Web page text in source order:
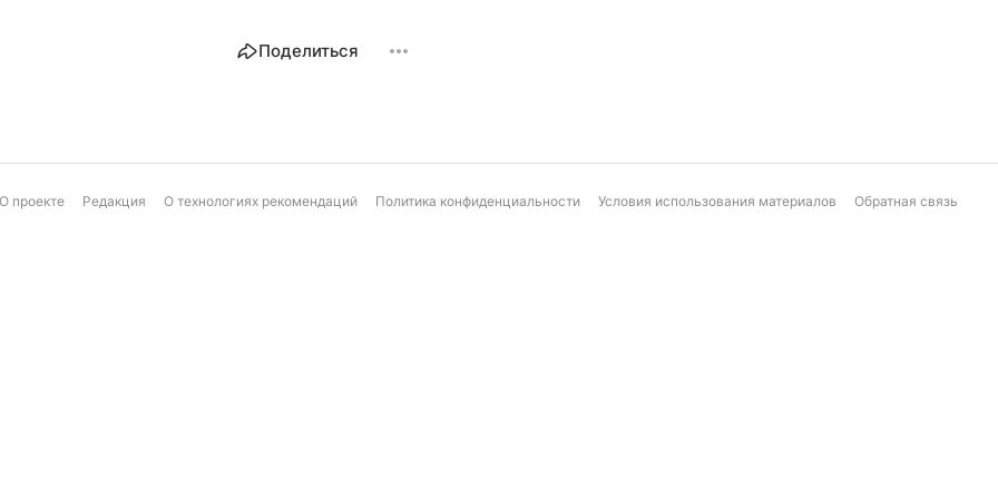
Поделиться
О проекте Редакция О технологиях рекомендаций Политика конфиденциальности Условия использования материалов Обратная связь